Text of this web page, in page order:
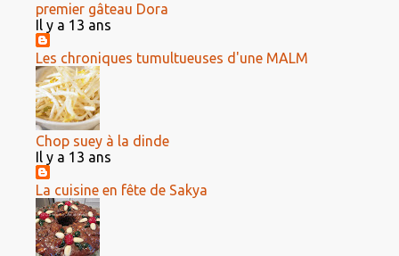
premier gâteau Dora
Il y a 13 ans
Les chroniques tumultueuses d'une MALM
Chop suey à la dinde
Il y a 13 ans
La cuisine en fête de Sakya